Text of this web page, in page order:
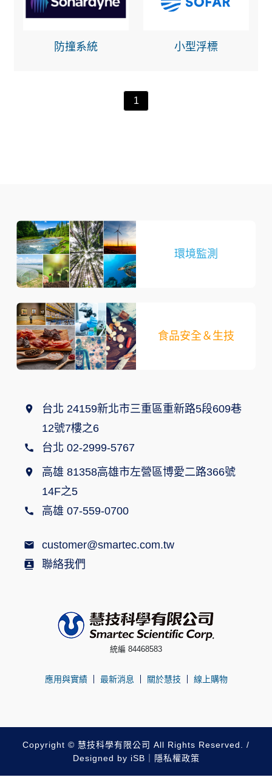
防撞系統 小型浮標
1
環境監測
食品安全＆生技
台北 24159新北市三重區重新路5段609巷
12號7樓之6
台北 02-2999-5767
高雄 81358高雄市左營區博愛二路366號
14F之5
高雄 07-559-0700
customer@smartec.com.tw
聯絡我們
統編 84468583
應用與實績 最新消息 關於慧技 線上購物
Copyright © 慧技科學有限公司 All Rights Reserved. /
Designed by iSB 隱私權政策